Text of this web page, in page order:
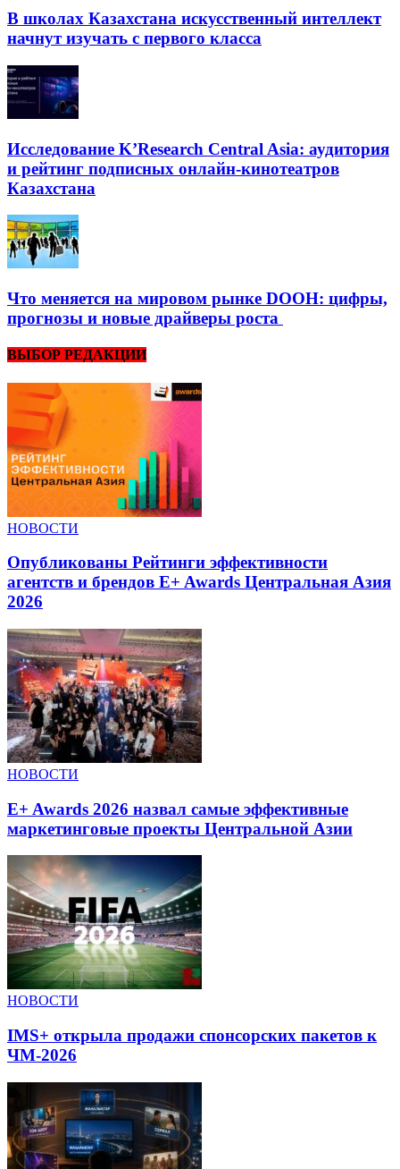
В школах Казахстана искусственный интеллект
начнут изучать с первого класса
Исследование K’Research Central Asia: аудитория
и рейтинг подписных онлайн-кинотеатров
Казахстана
Что меняется на мировом рынке DOOH: цифры,
прогнозы и новые драйверы роста
ВЫБОР РЕДАКЦИИ
НОВОСТИ
Опубликованы Рейтинги эффективности
агентств и брендов E+ Awards Центральная Азия
2026
НОВОСТИ
E+ Awards 2026 назвал самые эффективные
маркетинговые проекты Центральной Азии
НОВОСТИ
IMS+ открыла продажи спонсорских пакетов к
ЧМ-2026